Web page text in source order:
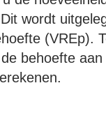
wordt
(VREp).
behoefte